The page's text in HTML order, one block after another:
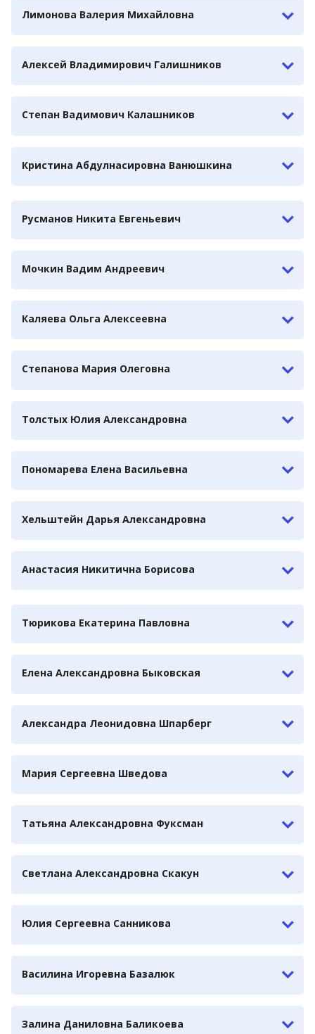
Лимонова Валерия Михайловна
Алексей Владимирович Галишников
Степан Вадимович Калашников
Кристина Абдулнасировна Ванюшкина
Русманов Никита Евгеньевич
Мочкин Вадим Андреевич
Каляева Ольга Алексеевна
Степанова Мария Олеговна
Толстых Юлия Александровна
Пономарева Елена Васильевна
Хельштейн Дарья Александровна
Анастасия Никитична Борисова
Тюрикова Екатерина Павловна
Елена Александровна Быковская
Александра Леонидовна Шпарберг
Мария Сергеевна Шведова
Татьяна Александровна Фуксман
Светлана Александровна Скакун
Юлия Сергеевна Санникова
Василина Игоревна Базалюк
Залина Даниловна Баликоева